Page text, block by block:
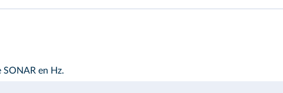
SONAR en Hz.